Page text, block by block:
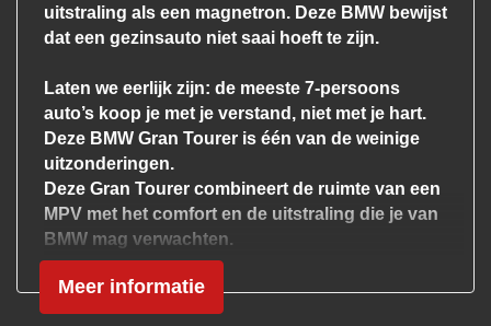
Achteropkomend verkeer waarschuwing
Anti blokkeer systeem
Anti doorslip regeling
Automaat!
Autonomous emergency braking
Bestuurdersairbag
Bluetooth
Brake assist system
uitstraling als een magnetron. Deze BMW bewijst
dat een gezinsauto niet saai hoeft te zijn.
Laten we eerlijk zijn: de meeste 7-persoons
auto’s koop je met je verstand, niet met je hart.
Deze BMW Gran Tourer is één van de weinige
uitzonderingen.
Deze Gran Tourer combineert de ruimte van een
MPV met het comfort en de uitstraling die je van
BMW mag verwachten.
Uitgevoerd in het fraaie Mediterranblau metallic,
voorzien van de soepele 7-traps automaat en
Meer informatie